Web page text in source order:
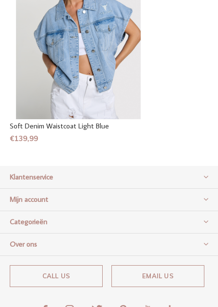
Soft Denim Waistcoat Light Blue
€139,99
Klantenservice
Mijn account
Categorieën
Over ons
CALL US EMAIL US